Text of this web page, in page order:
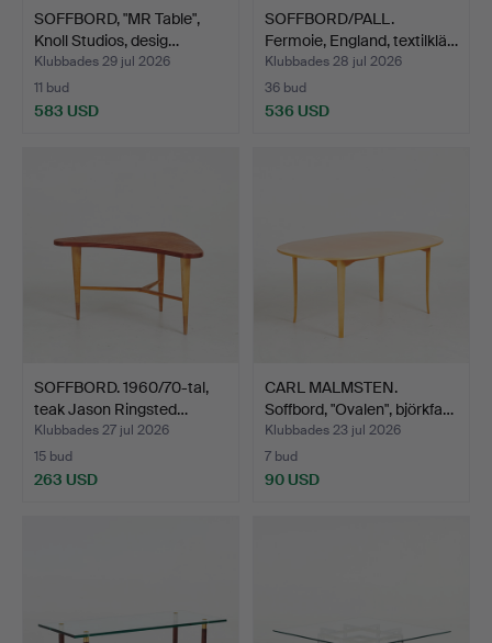
SOFFBORD, "MR Table",
Knoll Studios, desig…
Klubbades 29 jul 2026
11 bud
583 USD
SOFFBORD/PALL.
Fermoie, England, textilklä…
Klubbades 28 jul 2026
36 bud
536 USD
SOFFBORD. 1960/70-tal,
teak Jason Ringsted…
Klubbades 27 jul 2026
15 bud
263 USD
CARL MALMSTEN.
Soffbord, "Ovalen", björkfa…
Klubbades 23 jul 2026
7 bud
90 USD